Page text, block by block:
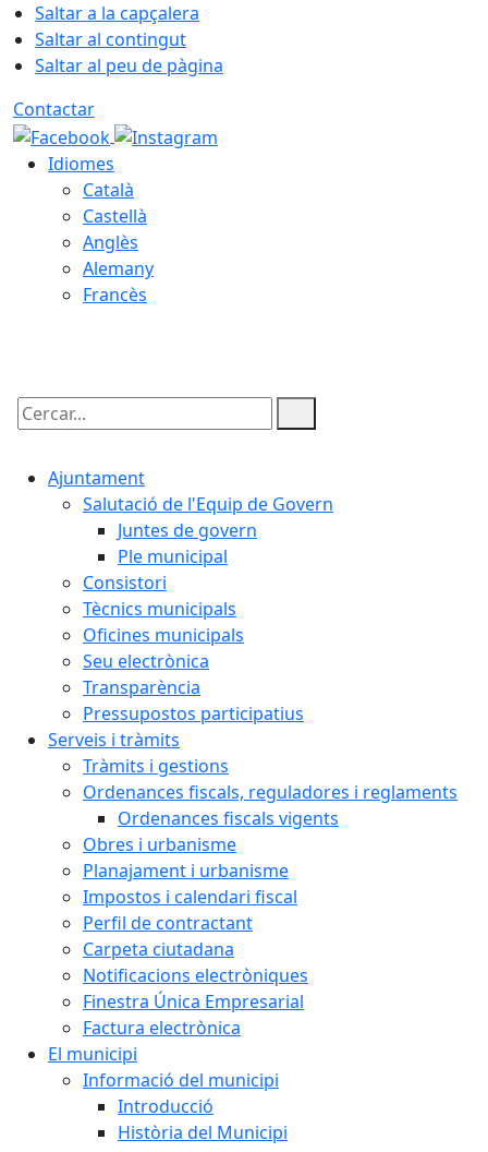
Saltar a la capçalera
Saltar al contingut
Saltar al peu de pàgina
Contactar
Idiomes
Català
Castellà
Anglès
Alemany
Francès
Cercar:
Ajuntament
Salutació de l'Equip de Govern
Juntes de govern
Ple municipal
Consistori
Tècnics municipals
Oficines municipals
Seu electrònica
Transparència
Pressupostos participatius
Serveis i tràmits
Tràmits i gestions
Ordenances fiscals, reguladores i reglaments
Ordenances fiscals vigents
Obres i urbanisme
Planajament i urbanisme
Impostos i calendari fiscal
Perfil de contractant
Carpeta ciutadana
Notificacions electròniques
Finestra Única Empresarial
Factura electrònica
El municipi
Informació del municipi
Introducció
Història del Municipi